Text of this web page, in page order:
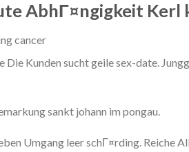
AbhГ¤ngigkeit Kerl
Die Kunden sucht geile sex-date.
sankt johann im pongau.
Umgang leer schГ¤rding. Reiche